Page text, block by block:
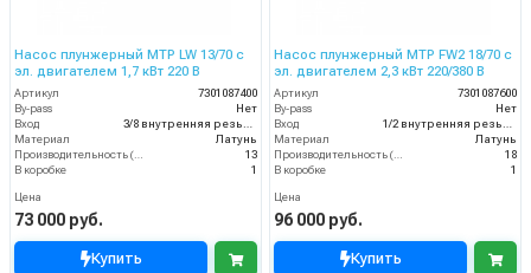
Насос плунжерный MTP LW 13/70 с
эл. двигателем 1,7 кВт 220 В
Артикул
7301087400
By-pass
Нет
Вход
3/8 внутренняя резьба
Материал
Латунь
Производительность (л/мин)
13
В коробке
1
Цена
73 000 руб.
Купить
Насос плунжерный MTP FW2 18/70 с
эл. двигателем 2,3 кВт 220/380 В
Артикул
7301087600
By-pass
Нет
Вход
1/2 внутренняя резьба
Материал
Латунь
Производительность (л/мин)
18
В коробке
1
Цена
96 000 руб.
Купить